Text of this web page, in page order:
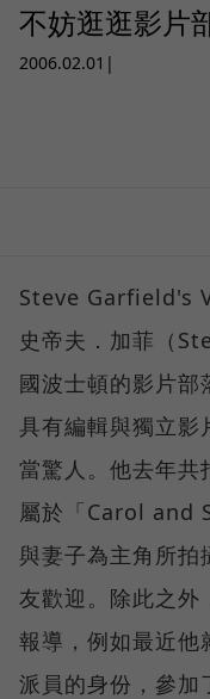
不妨逛逛影片
2006.02.01 |
Steve Garfield's
史帝夫．加菲（
國波士頓的影片
具有編輯與獨立影
當驚人。他去年共
屬於「Carol and
與妻子為主角所拍
友歡迎。除此之外
報導，例如最近
派員的身份，參加